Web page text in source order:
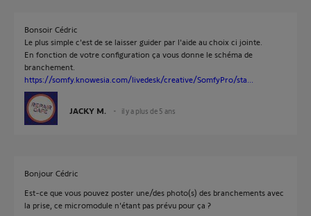
Bonsoir Cédric
Le plus simple c'est de se laisser guider par l'aide au choix ci jointe.
En fonction de votre configuration ça vous donne le schéma de
branchement.
https://somfy.knowesia.com/livedesk/creative/SomfyPro/sta...
JACKY M. il y a plus de 5 ans
Bonjour Cédric
Est-ce que vous pouvez poster une/des photo(s) des branchements avec
la prise, ce micromodule n'étant pas prévu pour ça ?